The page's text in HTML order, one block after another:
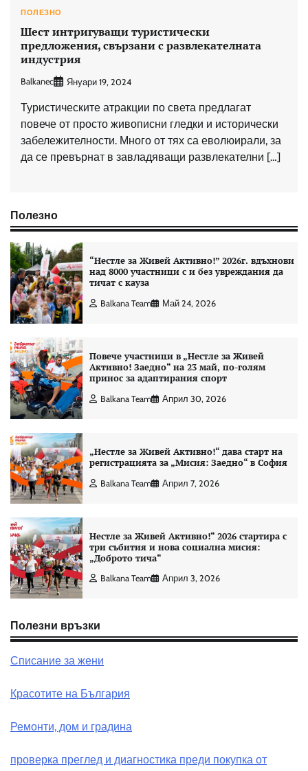
ПОЛЕЗНО
Шест интригуващи туристически
предложения, свързани с развлекателната
индустрия
Balkanec Януари 19, 2024
Туристическите атракции по света предлагат
повече от просто живописни гледки и исторически
забележителности. Много от тях са еволюирали, за
да се превърнат в завладяващи развлекателни […]
Полезно
“Нестле за Живей Aктивно!” 2026г. вдъхнови
над 8000 участници с и без увреждания да
тичат с кауза
Balkana Team Май 24, 2026
Повече участници в „Нестле за Живей
Активно! Заедно“ на 23 май, по-голям
принос за адаптирания спорт
Balkana Team Април 30, 2026
„Нестле за Живей Активно!“ дава старт на
регистрацията за „Мисия: Заедно“ в София
Balkana Team Април 7, 2026
Нестле за Живей Активно!“ 2026 стартира с
три събития и нова социална мисия:
„Доброто тича“
Balkana Team Април 3, 2026
Полезни връзки
Списание за жени
Красотите на България
Ремонти, дом и градина
проверка преглед и диагностика преди покупка от